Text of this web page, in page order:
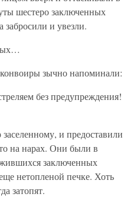
шестеро заключенных
забросили и увезли.
зычно напоминали:
без предупреждения!
и предоставили
на нарах. Они были в
заключенных
нетопленой печке. Хоть
затопят.